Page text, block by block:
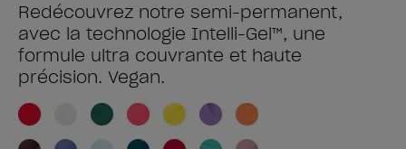
Redécouvrez notre semi-permanent,
avec la technologie Intelli-Gel™, une
formule ultra couvrante et haute
précision. Vegan.